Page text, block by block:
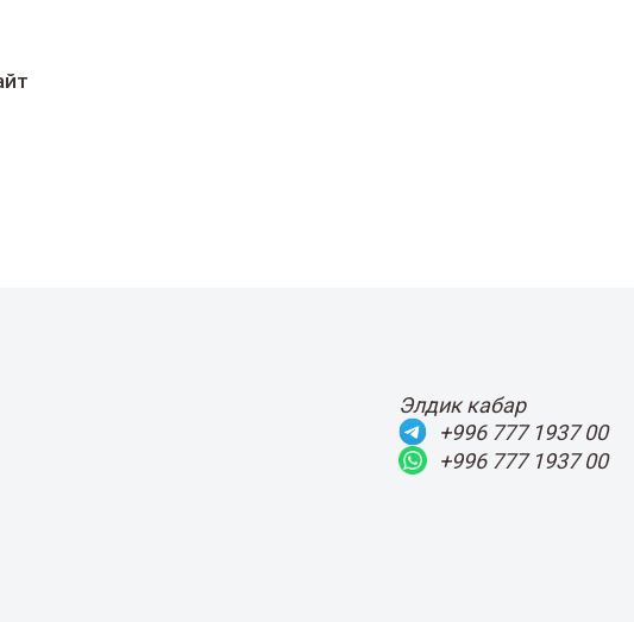
Элдик кабар
+996 777 1937 00
+996 777 1937 00